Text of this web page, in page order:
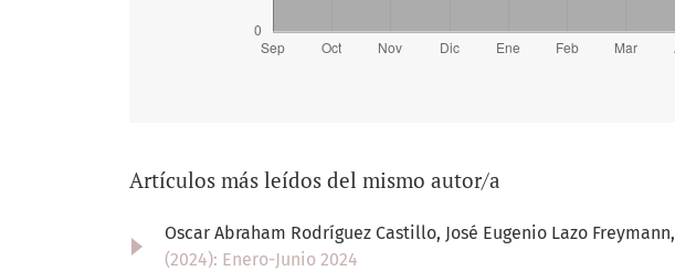
Artículos más leídos del mismo autor/a
Oscar Abraham Rodríguez Castillo, José Eugenio Lazo Freymann,
(2024): Enero-Junio 2024